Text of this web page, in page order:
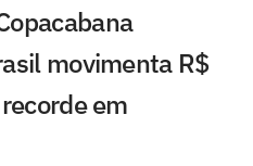
movimenta R$
em